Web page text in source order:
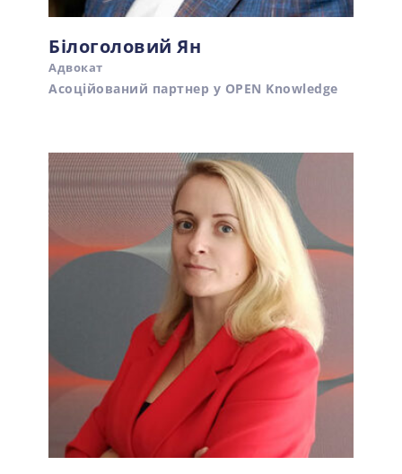
Білоголовий Ян
Адвокат
Асоційований партнер у OPEN Knowledge